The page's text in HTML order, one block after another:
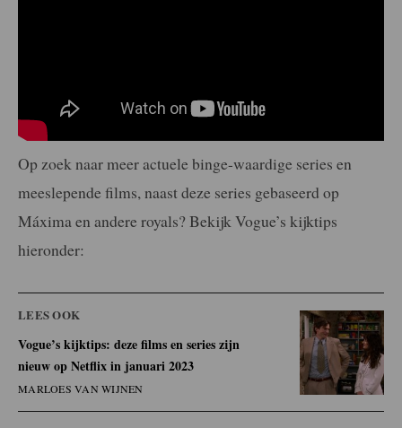
Op zoek naar meer actuele binge-waardige series en
meeslepende films, naast deze series gebaseerd op
Máxima en andere royals? Bekijk Vogue’s kijktips
hieronder:
LEES OOK
Vogue’s kijktips: deze films en series zijn
nieuw op Netflix in januari 2023
MARLOES VAN WIJNEN